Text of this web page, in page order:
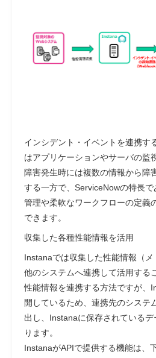
インシデント・イベントを連携す
はアプリケーションやサーバの監
障害発生時には複数の情報から障
する一方で、ServiceNowの特長
管理や柔軟なワークフローの定義
できます。
収集した各種性能情報を活用
Instanaでは収集した性能情報（メ
他のシステムへ連携して活用する
性能情報を連携する方法ですが、
開しているため、連携先のシステ
出し、Instanaに保存されている
ります。
InstanaがAPIで提供する機能は、